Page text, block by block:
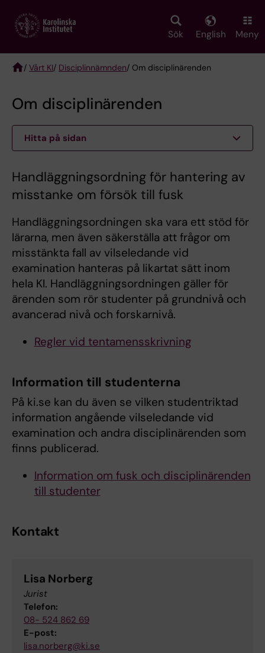
main
Sök English Meny
/ Vårt KI/ Disciplinnämnden/ Om disciplinärenden
Om disciplinärenden
Hitta på sidan
Handläggningsordning för hantering av
misstanke om försök till fusk
Handläggningsordningen ska vara ett stöd för
lärarna, men även säkerställa att frågor om
misstänkta fall av vilseledande vid
examination hanteras på likartat sätt inom
hela KI. Handläggningsordningen gäller för
ärenden som rör studenter på grundnivå och
avancerad nivå och forskarnivå.
Regler vid tentamensskrivning
Information till studenterna
På ki.se kan du även se vilken studentriktad
information angående vilseledande vid
examination och andra disciplinärenden som
finns publicerad.
Information om fusk och disciplinärenden
till studenter
Kontakt
Lisa Norberg
Jurist
Telefon:
08- 524 862 69
E-post:
lisa.norberg@ki.se